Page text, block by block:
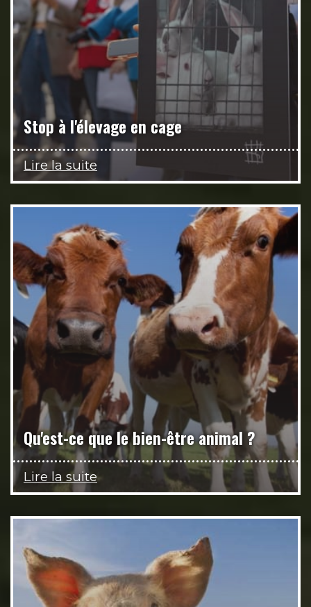
Stop à l'élevage en cage
Lire la suite
Qu'est-ce que le bien-être animal ?
Lire la suite